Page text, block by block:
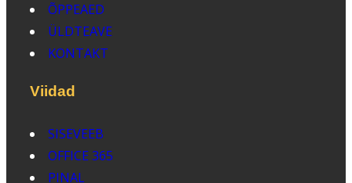
ÕPPEAED
ÜLDTEAVE
KONTAKT
Viidad
SISEVEEB
OFFICE 365
PINAL